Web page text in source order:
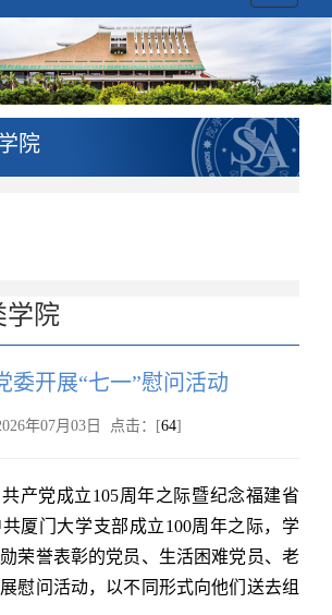
院
学院
委开展“七一”慰问活动
年07月03日 点击：[64]
产党成立105周年之际暨纪念福建省
厦门大学支部成立100周年之际，学
荣誉表彰的党员、生活困难党员、老
慰问活动，以不同形式向他们送去组